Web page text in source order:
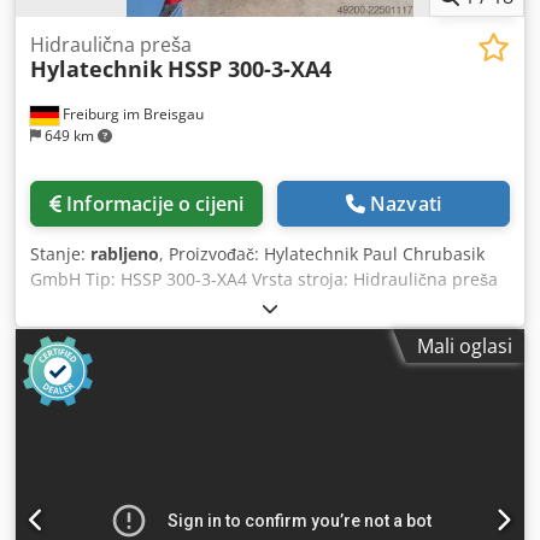
Freiburg im Breisgau
649 km
Hidraulična preša
Hylatechnik HSSP 300-3-XA4
Informacije o cijeni Nazvati
Stanje: rabljeno, Proizvođač: Hylatechnik Paul Chrubasik
GmbH Tip: HSSP 300-3-XA4 Vrsta stroja: Hidraulična preša
Godina proizvodnje: 2000. Stanje: rabljeno Snaga prešanja:
3.000 kN Snaga prešanja: 300 t Hod: 300 mm Maksimalna
visina ugradnje: 800 mm Površina stola: 2.000 × 1.550 mm
Površina plošnog klipa: 2.000 × 1.540 mm Prostor za prolaz
sprijeda: 2.000 mm Bočni prostor za prolaz: 1.050 mm
pogona: 75 kW Priključak na mrežu: 400 V Frekvencija: 50
Hz Težina stroja: cca 38.500 kg Rezervoar za hidraulično
Mali oglasi